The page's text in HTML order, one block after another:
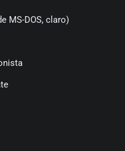
MS-DOS, claro)